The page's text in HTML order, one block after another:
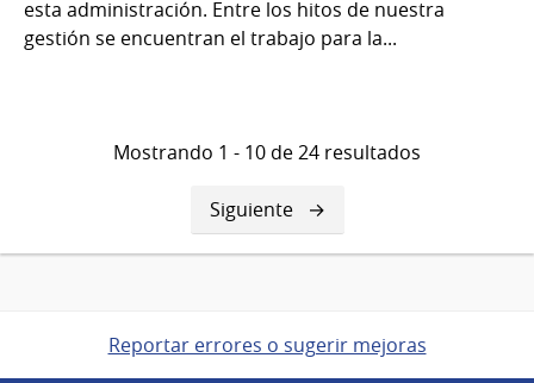
esta administración. Entre los hitos de nuestra
gestión se encuentran el trabajo para la...
Mostrando 1 - 10 de 24 resultados
Siguiente
página
Siguiente
Reportar errores o sugerir mejoras